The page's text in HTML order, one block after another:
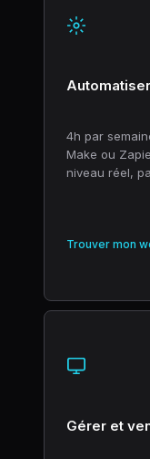
4h par
Make ou
niveau réel,
Trouver mon
Gérer et